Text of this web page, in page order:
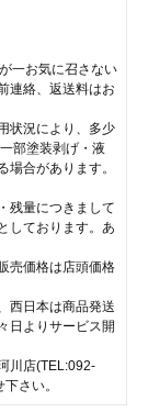
一お気に召さない
連絡、返送料はお
状況により、多少
部塗装剥げ・液
場合があります。
残量につきまして
しております。あ
売価格は店頭価格
西日本は商品発送
日よりサービス開
川店(TEL:092-
さい。